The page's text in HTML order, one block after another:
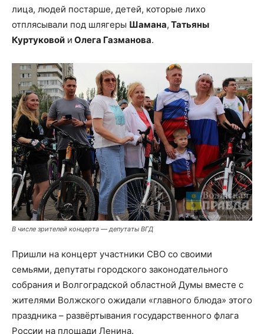
лица, людей постарше, детей, которые лихо
отплясывали под шлягеры Шамана, Татьяны
Куртуковой и Олега Газманова.
В числе зрителей концерта — депутаты ВГД
Пришли на концерт участники СВО со своими
семьями, депутаты городского законодательного
собрания и Волгоградской областной Думы вместе с
жителями Волжского ожидали «главного блюда» этого
праздника – развёртывания государственного флага
России на площади Ленина.